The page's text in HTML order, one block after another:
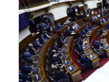
que se sumen a
somos coherentes y
la voz, la expresión y
En la rueda de
parlamentarios